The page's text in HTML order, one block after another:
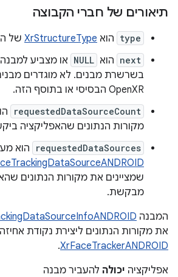
תיאורים של חברי הקבוצה
type הוא XrStructureType של
next הוא NULL או מצביע
בשרשרת מבנים. לא מוגדרים
OpenXR הבסיסי או בתוסף הזה.
requestedDataSourceCount
מקורות הנתונים שהאפליקציה
requestedDataSources
הוא
שמציינים את מקורות הנתונים
מבקשת.
המבנה
את מקורות הנתונים ליצירת נקודת אחיזה
XrFaceTrackerANDROID
.
אפליקציה יכולה להעביר מבנה